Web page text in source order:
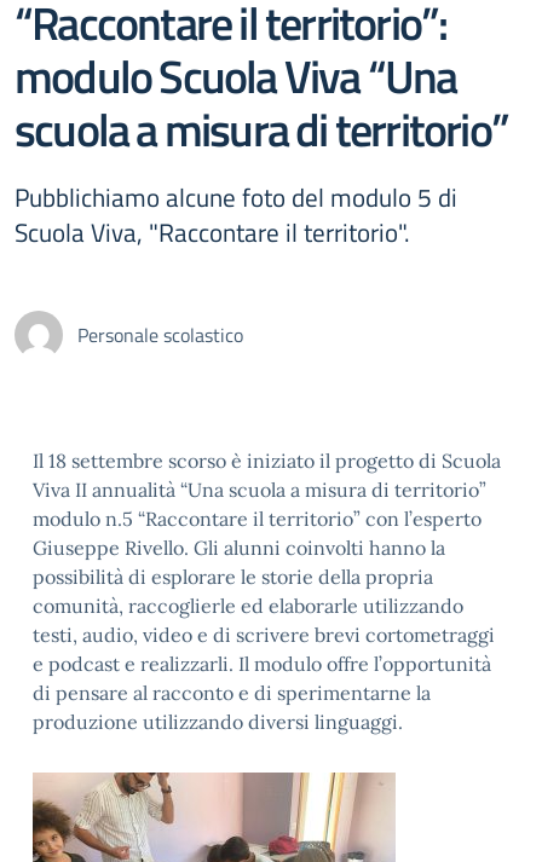
“Raccontare il territorio”:
modulo Scuola Viva “Una
scuola a misura di territorio”
Pubblichiamo alcune foto del modulo 5 di
Scuola Viva, "Raccontare il territorio".
Personale scolastico
Il 18 settembre scorso è iniziato il progetto di Scuola
Viva II annualità “Una scuola a misura di territorio”
modulo n.5 “Raccontare il territorio” con l’esperto
Giuseppe Rivello. Gli alunni coinvolti hanno la
possibilità di esplorare le storie della propria
comunità, raccoglierle ed elaborarle utilizzando
testi, audio, video e di scrivere brevi cortometraggi
e podcast e realizzarli. Il modulo offre l’opportunità
di pensare al racconto e di sperimentarne la
produzione utilizzando diversi linguaggi.